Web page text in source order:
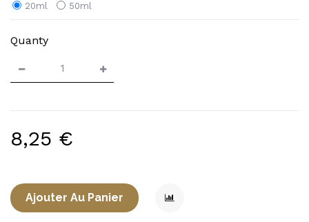
20ml 50ml
Quanty
8,25 €
Ajouter Au Panier